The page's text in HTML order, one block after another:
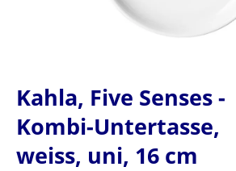
Kahla, Five Senses -
Kombi-Untertasse,
weiss, uni, 16 cm